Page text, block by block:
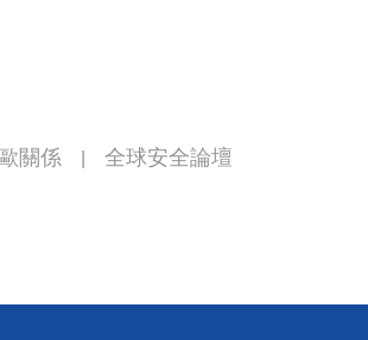
關係 全球安全論壇